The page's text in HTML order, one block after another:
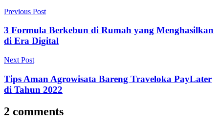
Navigasi
pos
Previous Post
3 Formula Berkebun di Rumah yang Menghasilkan
di Era Digital
Next Post
Tips Aman Agrowisata Bareng Traveloka PayLater
di Tahun 2022
2 comments